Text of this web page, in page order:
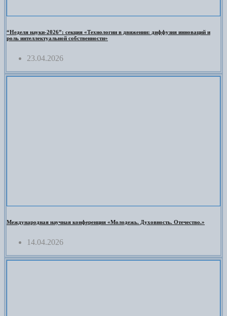
“Неделя науки-2026”: секция «Технологии в движении: диффузия инноваций и
роль интеллектуальной собственности»
23.04.2026
Международная научная конференция «Молодежь. Духовность. Отечество.»
14.04.2026